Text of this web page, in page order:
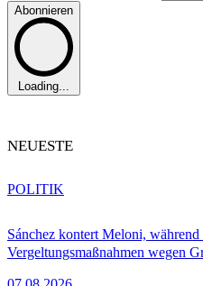
Abonnieren
Loading...
NEUESTE
Sánchez kontert Meloni,
Vergeltungsmaßnahmen wegen
POLITIK